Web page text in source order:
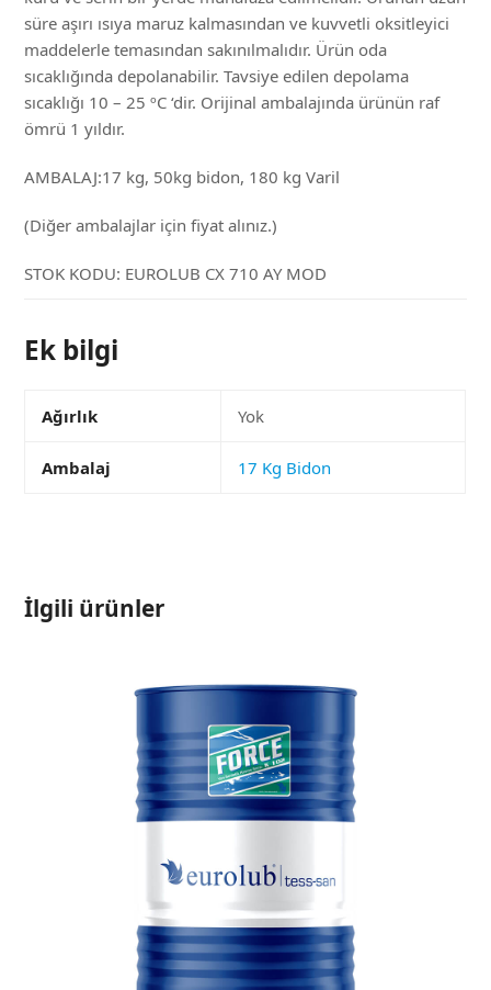
süre aşırı ısıya maruz kalmasından ve kuvvetli oksitleyici
maddelerle temasından sakınılmalıdır. Ürün oda
sıcaklığında depolanabilir. Tavsiye edilen depolama
sıcaklığı 10 – 25 ºC ‘dir. Orijinal ambalajında ürünün raf
ömrü 1 yıldır.
AMBALAJ:17 kg, 50kg bidon, 180 kg Varil
(Diğer ambalajlar için fiyat alınız.)
STOK KODU: EUROLUB CX 710 AY MOD
Ek bilgi
Ağırlık Yok
Ambalaj 17 Kg Bidon
İlgili ürünler